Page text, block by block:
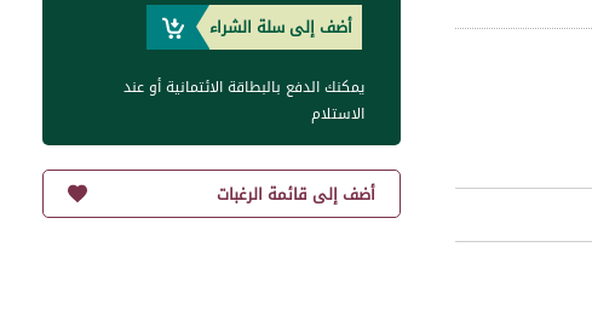
أضف إلى سلة الشراء
يمكنك الدفع بالبطاقة الائتمانية أو عند
الاستلام
أضف إلى قائمة الرغبات